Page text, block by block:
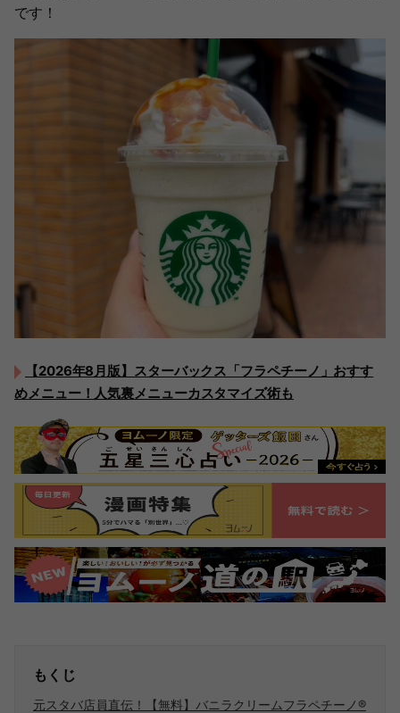
です！
【2026年8月版】スターバックス「フラペチーノ」おすす
めメニュー！人気裏メニューカスタマイズ術も
もくじ
元スタバ店員直伝！【無料】バニラクリームフラペチーノ®